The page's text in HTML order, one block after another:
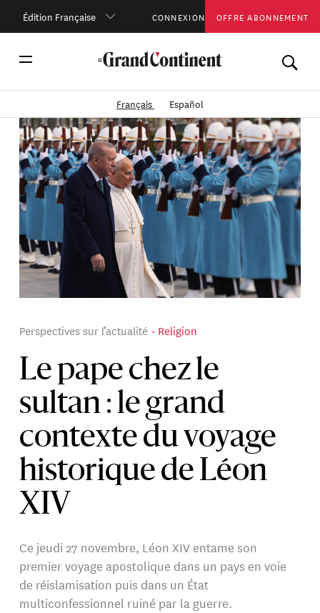
Édition Française CONNEXION OFFRE ABONNEMENT
Français Español
Le pape chez le
sultan : le grand
contexte du voyage
historique de Léon
XIV
Perspectives sur l’actualité Religion
Ce jeudi 27 novembre, Léon XIV entame son
premier voyage apostolique dans un pays en voie
de réislamisation puis dans un État
multiconfessionnel ruiné par la guerre.